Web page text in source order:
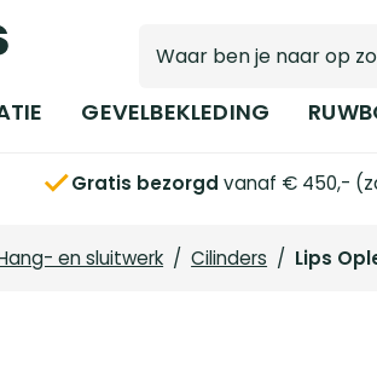
GEVELBEKLEDING
Gratis bezorgd vanaf € 450,-
en sluitwerk / Cilinders / Lips